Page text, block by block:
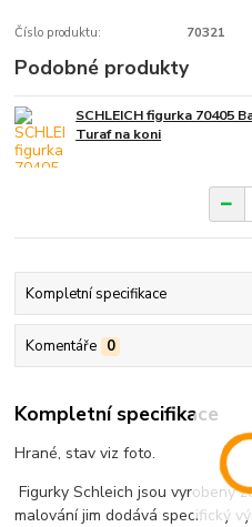
Číslo produktu: 70321
Podobné produkty
SCHLEICH figurka 70405
Turaf na koni
Kompletní specifikace
Komentáře 0
Kompletní specifikace
Hrané, stav viz foto.
Figurky Schleich jsou vyrobeny
malování jim dodává specifický